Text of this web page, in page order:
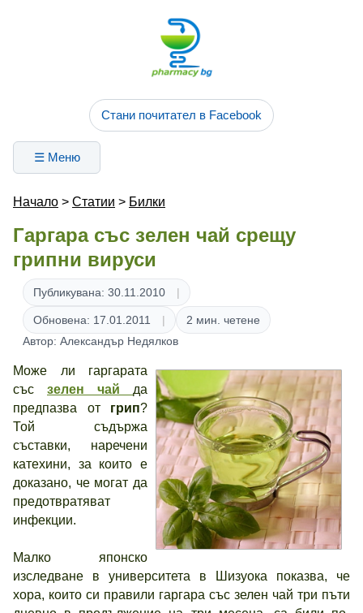
Стани почитател в Facebook
☰ Меню
Начало > Статии > Билки
Гаргара със зелен чай срещу
грипни вируси
Публикувана: 30.11.2010
Обновена: 17.01.2011
2 мин. четене
Автор: Александър Недялков
Може ли гаргарата
със зелен чай да
предпазва от грип?
Той съдържа
съставки, наречени
катехини, за които е
доказано, че могат да
предотвратяват
инфекции.
Малко японско
изследване в университета в Шизуока показва, че
хора, които си правили гаргара със зелен чай три пъти